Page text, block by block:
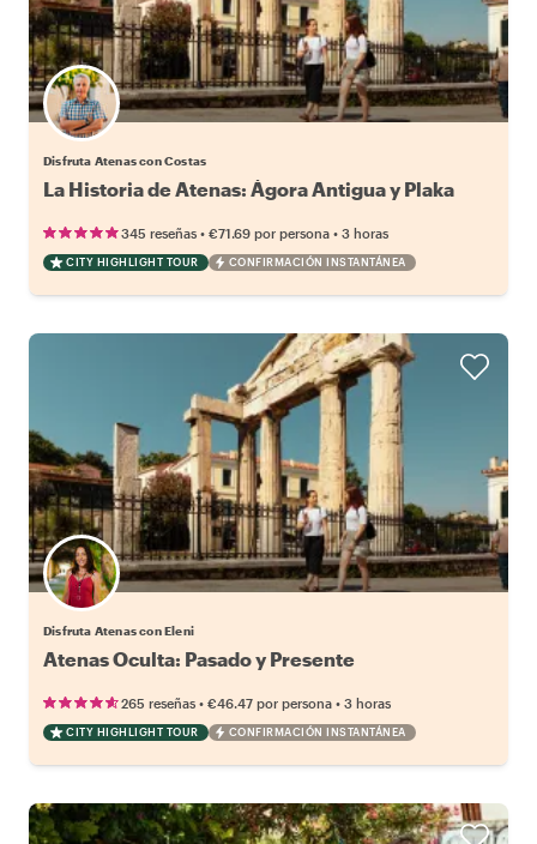
Disfruta Atenas con Costas
La Historia de Atenas: Ágora Antigua y Plaka
345 reseñas • €71.69 por persona • 3 horas
CITY HIGHLIGHT TOUR CONFIRMACIÓN INSTANTÁNEA
Disfruta Atenas con Eleni
Atenas Oculta: Pasado y Presente
265 reseñas • €46.47 por persona • 3 horas
CITY HIGHLIGHT TOUR CONFIRMACIÓN INSTANTÁNEA